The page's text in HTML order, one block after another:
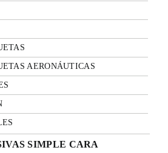
AERONÁUTICAS
SIMPLE CARA